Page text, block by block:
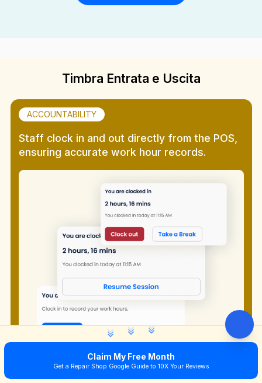
Timbra Entrata e Uscita
ACCOUNTABILITY
Staff clock in and out directly from the POS,
ensuring accurate work hour records.
Claim My Free Month
Get a Repair Shop Google Guide to 10X Your Reviews